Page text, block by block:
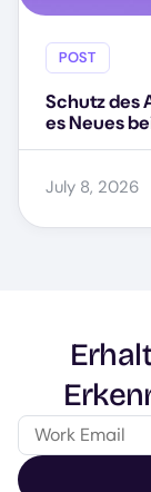
POST
Schutz des
es Neues
July 8, 2026